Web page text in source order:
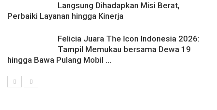
Langsung Dihadapkan Misi Berat,
Perbaiki Layanan hingga Kinerja
Felicia Juara The Icon Indonesia 2026:
Tampil Memukau bersama Dewa 19
hingga Bawa Pulang Mobil ...